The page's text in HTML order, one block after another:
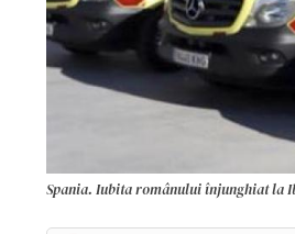
Spania. Iubita românului înjunghiat la